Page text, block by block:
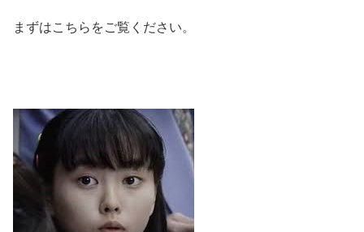
まずはこちらをご覧ください。